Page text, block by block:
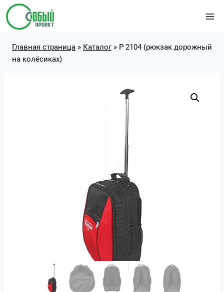
Перейти
содержимому
Главная страница » Каталог» Р 2104 (рюкзак дорожный
на колёсиках)